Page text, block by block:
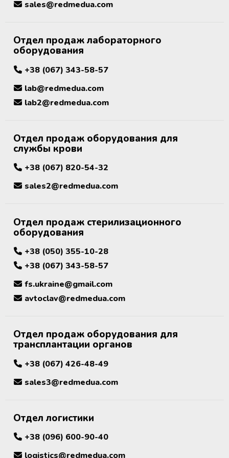
крови
стволовых клеток
ТермоСумки для транспортировки
Устройства для стерильного
Аппараты для донорского и
терапевтического плазмафереза
Аппараты для автоматического
Аппараты для облучения крови
Мобильный пункт забора крови
(Донорский автобус)
Дополнительные материалы к
sales@redmedua.com
Отдел продаж лабораторного
оборудования
+38 (067) 343-58-57
lab@redmedua.com
lab2@redmedua.com
Отдел продаж оборудования для
службы крови
+38 (067) 820-54-32
sales2@redmedua.com
Отдел продаж стерилизационного
оборудования
+38 (050) 355-10-28
+38 (067) 343-58-57
fs.ukraine@gmail.com
avtoclav@redmedua.com
Отдел продаж оборудования для
трансплантации органов
+38 (067) 426-48-49
sales3@redmedua.com
Отдел логистики
+38 (096) 600-90-40
logistics@redmedua.com